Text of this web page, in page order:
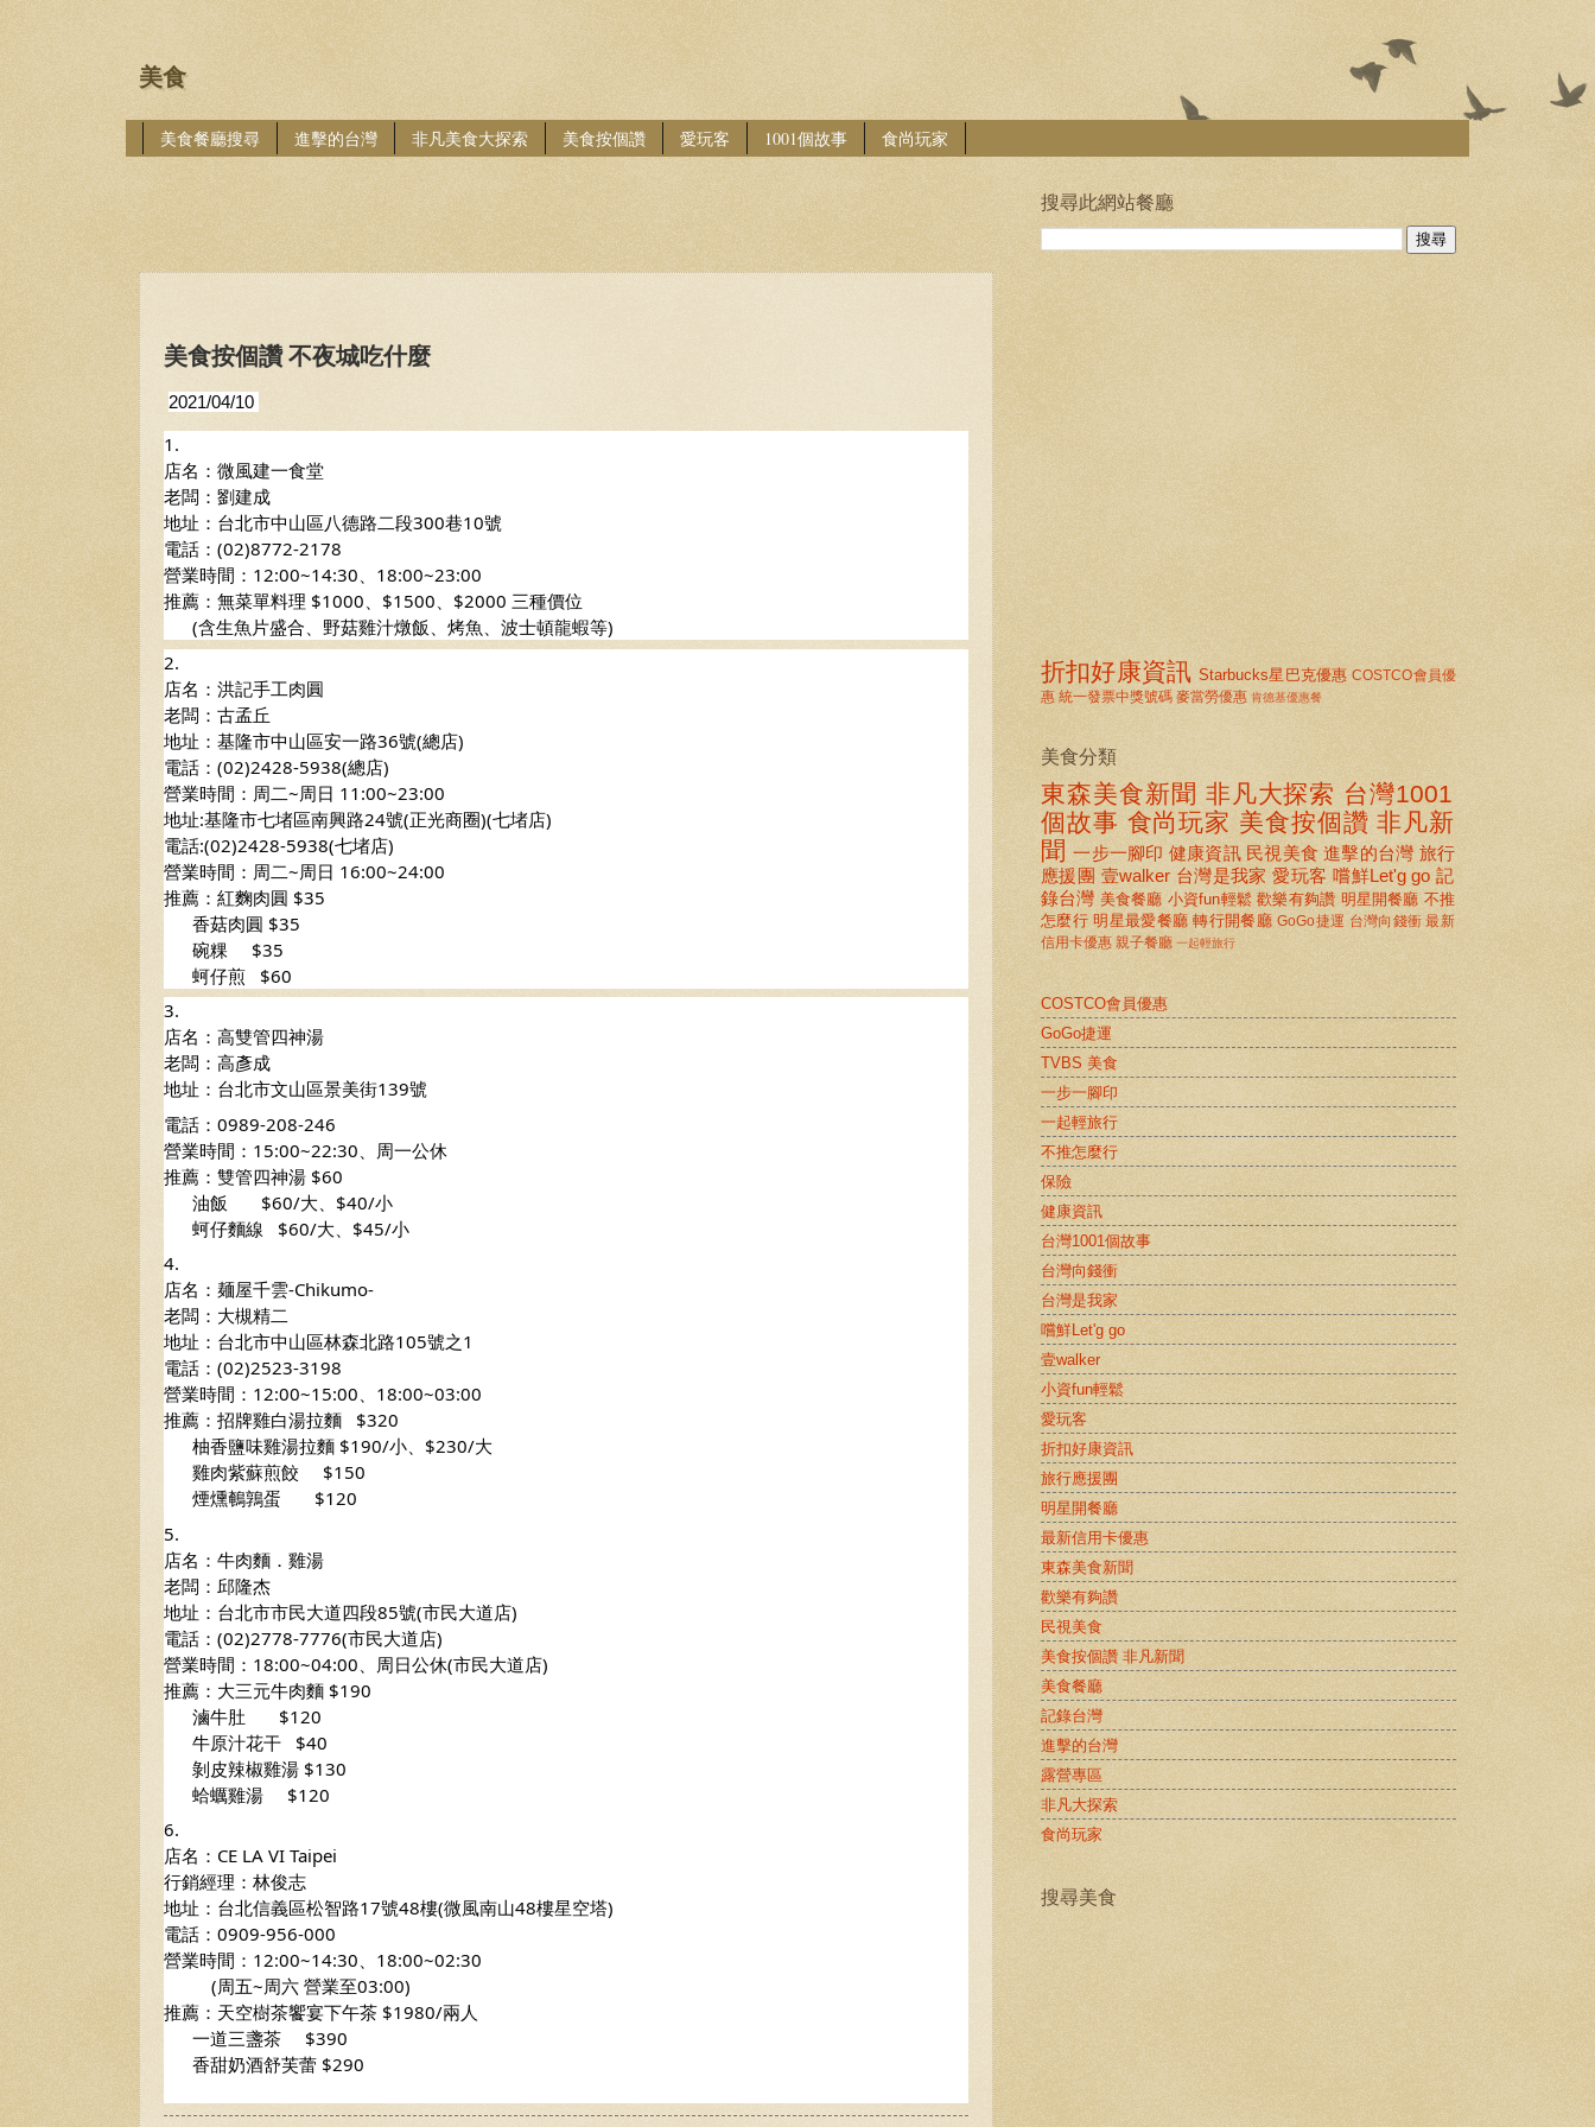
美食
美食餐廳搜尋 進擊的台灣 非凡美食大探索 美食按個讚 愛玩客 1001個故事 食尚玩家
美食按個讚 不夜城吃什麼
2021/04/10
1.
店名：微風建一食堂
老闆：劉建成
地址：台北市中山區八德路二段300巷10號
電話：(02)8772-2178
營業時間：12:00~14:30、18:00~23:00
推薦：無菜單料理 $1000、$1500、$2000 三種價位
      (含生魚片盛合、野菇雞汁燉飯、烤魚、波士頓龍蝦等)
2.
店名：洪記手工肉圓
老闆：古孟丘
地址：基隆市中山區安一路36號(總店)
電話：(02)2428-5938(總店)
營業時間：周二~周日 11:00~23:00
地址:基隆市七堵區南興路24號(正光商圈)(七堵店)
電話:(02)2428-5938(七堵店)
營業時間：周二~周日 16:00~24:00
推薦：紅麴肉圓 $35
      香菇肉圓 $35
      碗粿     $35
      蚵仔煎   $60
3.
店名：高雙管四神湯
老闆：高彥成
地址：台北市文山區景美街139號
電話：0989-208-246
營業時間：15:00~22:30、周一公休
推薦：雙管四神湯 $60
      油飯       $60/大、$40/小
      蚵仔麵線   $60/大、$45/小
4.
店名：麺屋千雲-Chikumo-
老闆：大槻精二
地址：台北市中山區林森北路105號之1
電話：(02)2523-3198
營業時間：12:00~15:00、18:00~03:00
推薦：招牌雞白湯拉麵   $320
      柚香鹽味雞湯拉麵 $190/小、$230/大
      雞肉紫蘇煎餃     $150
      煙燻鵪鶉蛋       $120
5.
店名：牛肉麵．雞湯
老闆：邱隆杰
地址：台北市市民大道四段85號(市民大道店)
電話：(02)2778-7776(市民大道店)
營業時間：18:00~04:00、周日公休(市民大道店)
推薦：大三元牛肉麵 $190
      滷牛肚       $120
      牛原汁花干   $40
      剝皮辣椒雞湯 $130
      蛤蠣雞湯     $120
6.
店名：CE LA VI Taipei
行銷經理：林俊志
地址：台北信義區松智路17號48樓(微風南山48樓星空塔)
電話：0909-956-000
營業時間：12:00~14:30、18:00~02:30
          (周五~周六 營業至03:00)
推薦：天空樹茶饗宴下午茶 $1980/兩人
      一道三盞茶     $390
      香甜奶酒舒芙蕾 $290
搜尋此網站餐廳
折扣好康資訊 Starbucks星巴克優惠 COSTCO會員優
惠 統一發票中獎號碼 麥當勞優惠 肯德基優惠餐
美食分類
東森美食新聞 非凡大探索 台灣1001
個故事 食尚玩家 美食按個讚 非凡新
聞 一步一腳印 健康資訊 民視美食 進擊的台灣 旅行
應援團 壹walker 台灣是我家 愛玩客 嚐鮮Let'g go 記
錄台灣 美食餐廳 小資fun輕鬆 歡樂有夠讚 明星開餐廳 不推
怎麼行 明星最愛餐廳 轉行開餐廳 GoGo捷運 台灣向錢衝 最新
信用卡優惠 親子餐廳 一起輕旅行
COSTCO會員優惠
GoGo捷運
TVBS 美食
一步一腳印
一起輕旅行
不推怎麼行
保險
健康資訊
台灣1001個故事
台灣向錢衝
台灣是我家
嚐鮮Let'g go
壹walker
小資fun輕鬆
愛玩客
折扣好康資訊
旅行應援團
明星開餐廳
最新信用卡優惠
東森美食新聞
歡樂有夠讚
民視美食
美食按個讚 非凡新聞
美食餐廳
記錄台灣
進擊的台灣
露營專區
非凡大探索
食尚玩家
搜尋美食